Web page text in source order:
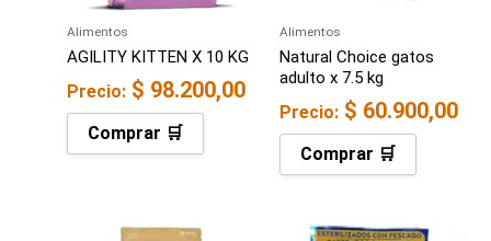
Alimentos
AGILITY KITTEN X 10 KG
Precio: $ 98.200,00
Comprar 🛒
Alimentos
Natural Choice gatos
adulto x 7.5 kg
Precio: $ 60.900,00
Comprar 🛒